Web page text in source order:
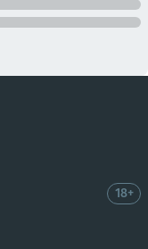
18+